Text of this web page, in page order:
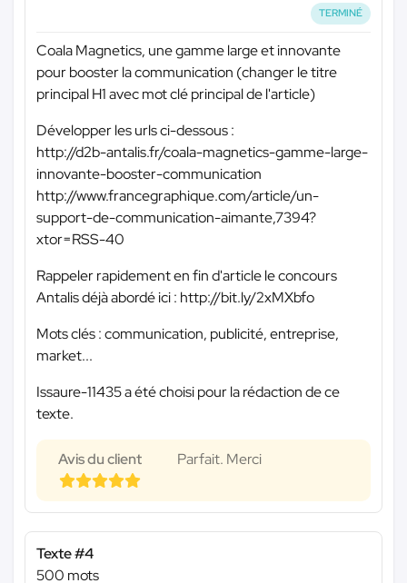
TERMINÉ
Coala Magnetics, une gamme large et innovante
pour booster la communication (changer le titre
principal H1 avec mot clé principal de l'article)
Développer les urls ci-dessous :
http://d2b-antalis.fr/coala-magnetics-gamme-large-
innovante-booster-communication
http://www.francegraphique.com/article/un-
support-de-communication-aimante,7394?
xtor=RSS-40
Rappeler rapidement en fin d'article le concours
Antalis déjà abordé ici : http://bit.ly/2xMXbfo
Mots clés : communication, publicité, entreprise,
market...
Issaure-11435 a été choisi pour la rédaction de ce
texte.
Avis du client Parfait. Merci
Texte #4
500 mots